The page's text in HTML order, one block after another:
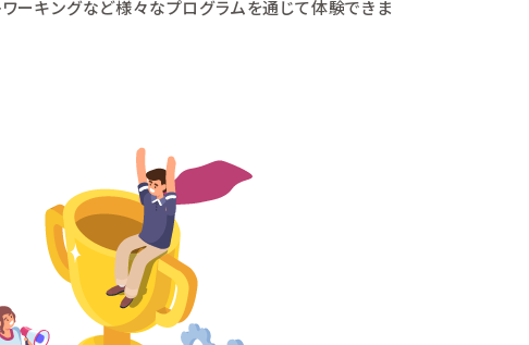
ワーキングなど様々なプログラムを通じて体験できま